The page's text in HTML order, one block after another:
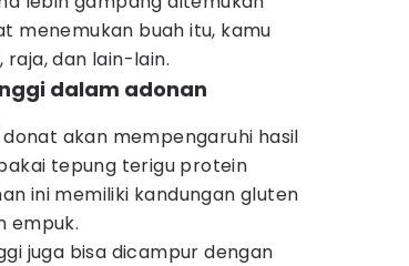
menemukan buah itu, kamu
raja, dan lain-lain.
dalam adonan
akan mempengaruhi hasil
tepung terigu protein
ini memiliki kandungan gluten
empuk.
juga bisa dicampur dengan